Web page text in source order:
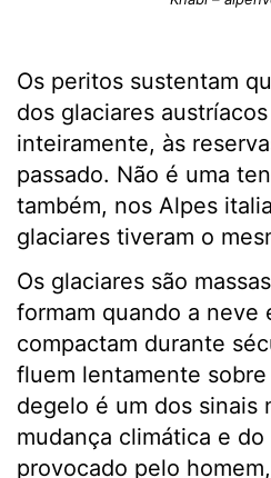
Os peritos sustentam
dos glaciares
inteiramente, às
passado. Não é uma
também, nos Alpes
glaciares tiveram o
Os glaciares são
formam quando a neve
compactam durante
fluem lentamente sobre
degelo é um dos sinais
mudança climática e
provocado pelo